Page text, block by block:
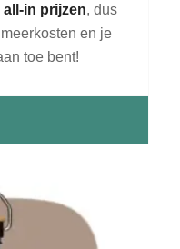
in prijzen, dus
en je
toe bent!